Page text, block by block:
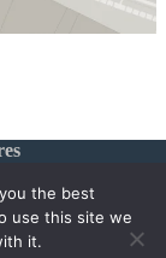
the best
use this site we
it.